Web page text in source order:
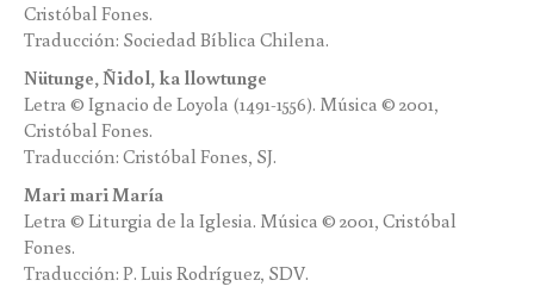
Cristóbal Fones.
Traducción: Sociedad Bíblica Chilena.
Nütunge, Ñidol, ka llowtunge
Letra © Ignacio de Loyola (1491-1556). Música © 2001,
Cristóbal Fones.
Traducción: Cristóbal Fones, SJ.
Mari mari María
Letra © Liturgia de la Iglesia. Música © 2001, Cristóbal
Fones.
Traducción: P. Luis Rodríguez, SDV.